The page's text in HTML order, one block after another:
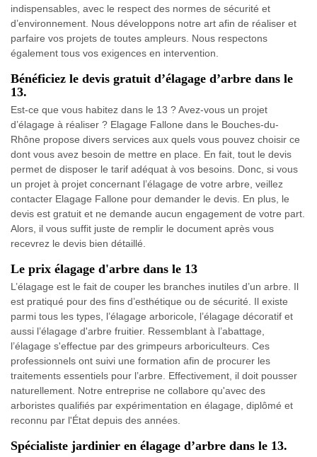
indispensables, avec le respect des normes de sécurité et
d’environnement. Nous développons notre art afin de réaliser et
parfaire vos projets de toutes ampleurs. Nous respectons
également tous vos exigences en intervention.
Bénéficiez le devis gratuit d’élagage d’arbre dans le
13.
Est-ce que vous habitez dans le 13 ? Avez-vous un projet
d’élagage à réaliser ? Elagage Fallone dans le Bouches-du-
Rhône propose divers services aux quels vous pouvez choisir ce
dont vous avez besoin de mettre en place. En fait, tout le devis
permet de disposer le tarif adéquat à vos besoins. Donc, si vous
un projet à projet concernant l’élagage de votre arbre, veillez
contacter Elagage Fallone pour demander le devis. En plus, le
devis est gratuit et ne demande aucun engagement de votre part.
Alors, il vous suffit juste de remplir le document après vous
recevrez le devis bien détaillé.
Le prix élagage d'arbre dans le 13
L’élagage est le fait de couper les branches inutiles d’un arbre. Il
est pratiqué pour des fins d’esthétique ou de sécurité. Il existe
parmi tous les types, l’élagage arboricole, l’élagage décoratif et
aussi l’élagage d'arbre fruitier. Ressemblant à l’abattage,
l’élagage s'effectue par des grimpeurs arboriculteurs. Ces
professionnels ont suivi une formation afin de procurer les
traitements essentiels pour l’arbre. Effectivement, il doit pousser
naturellement. Notre entreprise ne collabore qu'avec des
arboristes qualifiés par expérimentation en élagage, diplômé et
reconnu par l'État depuis des années.
Spécialiste jardinier en élagage d’arbre dans le 13.